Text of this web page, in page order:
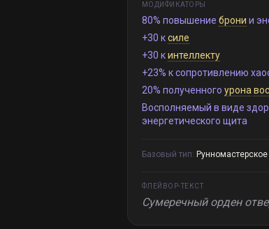
МОДИФИКАТОРЫ
80% повышение брони и
+30 ксиле
+30 кинтеллекту
+23% к сопротивлению
20% полученного урона
Восполняемый в виде
энергетического щита
Базовый тип:
ФЛЕЙВОР-ТЕКСТ
Сумеречный орден